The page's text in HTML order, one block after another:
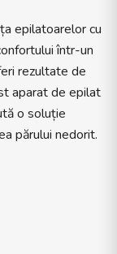
epilatoarelor cu
într-un
rezultate de
aparat de epilat
o soluție
părului nedorit.